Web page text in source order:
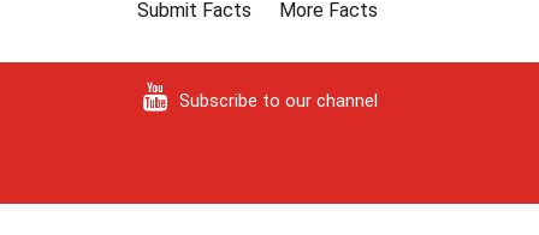
Submit Facts
More Facts
Subscribe to our channel